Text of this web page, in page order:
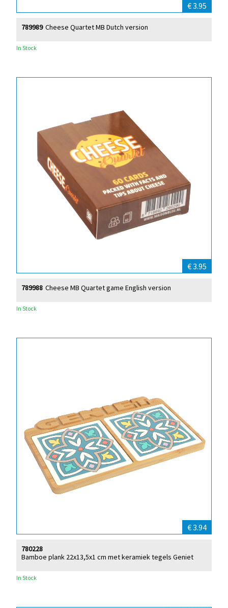
€ 3.95
Cheese Quartet MB Dutch version
789989
In Stock
€ 3.95
Cheese MB Quartet game English version
789988
In Stock
€ 3.94
Bamboe plank 22x13,5x1 cm met keramiek tegels Geniet
780228
In Stock